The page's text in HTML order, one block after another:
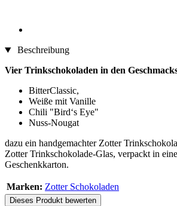
Beschreibung
Vier Trinkschokoladen in den
BitterClassic,
Weiße mit Vanille
Chili "Bird‘s Eye"
Nuss-Nougat
dazu ein handgemachter Zotter
Zotter Trinkschokolade-Glas, verpackt in
Geschenkkarton.
Marken: Zotter Schokoladen
Dieses Produkt bewerten